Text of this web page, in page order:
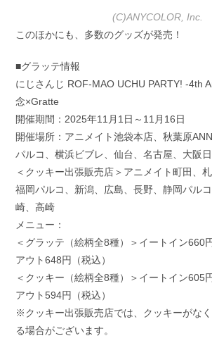
(C)ANYCOLOR, Inc.
このほかにも、多数のグッズが発売！
■グラッテ情報
にじさんじ ROF-MAO UCHU PARTY! -4th
念×Gratte
開催期間：2025年11月1日～11月16日
開催場所：アニメイト池袋本店、秋葉原
パルコ、横浜ビブレ、仙台、名古屋、大阪
＜クッキー出張販売店＞アニメイト町田、
福岡パルコ、新潟、広島、長野、静岡パル
崎、高崎
メニュー：
＜グラッテ（絵柄全8種）＞イートイン
アウト648円（税込）
＜クッキー（絵柄全8種）＞イートイン
アウト594円（税込）
※クッキー出張販売店では、クッキーがな
る場合がございます。